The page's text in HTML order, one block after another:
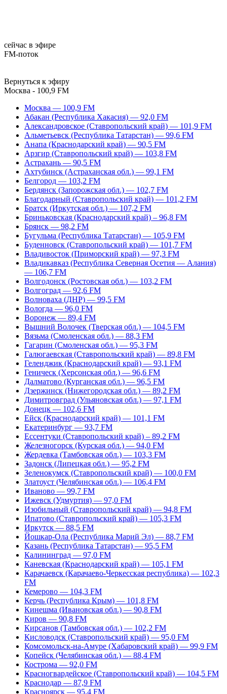
сейчас в эфире
FM-поток
Вернуться к эфиру
Москва - 100,9 FM
Москва — 100,9 FM
Абакан (Республика Хакасия) — 92,0 FM
Александровское (Ставропольский край) — 101,9 FM
Альметьевск (Республика Татарстан) — 99,6 FM
Анапа (Краснодарский край) — 90,5 FM
Арзгир (Ставропольский край) — 103,8 FM
Астрахань — 90,5 FM
Ахтубинск (Астраханская обл.) — 99,1 FM
Белгород — 103,2 FM
Бердянск (Запорожская обл.) — 102,7 FM
Благодарный (Ставропольский край) — 101,2 FM
Братск (Иркутская обл.) — 107,2 FM
Бриньковская (Краснодарский край) – 96,8 FM
Брянск — 98,2 FM
Бугульма (Республика Татарстан) — 105,9 FM
Буденновск (Ставропольский край) — 101,7 FM
Владивосток (Приморский край) — 97,3 FM
Владикавказ (Республика Северная Осетия — Алания)
— 106,7 FM
Волгодонск (Ростовская обл.) — 103,2 FM
Волгоград — 92,6 FM
Волноваха (ДНР) — 99,5 FM
Вологда — 96,0 FM
Воронеж — 89,4 FM
Вышний Волочек (Тверская обл.) — 104,5 FM
Вязьма (Смоленская обл.) — 88,3 FM
Гагарин (Смоленская обл.) — 95,3 FM
Галюгаевская (Ставропольский край) — 89,8 FM
Геленджик (Краснодарский край) — 93,1 FM
Геническ (Херсонская обл.) — 96,6 FM
Далматово (Курганская обл.) — 96,5 FM
Дзержинск (Нижегородская обл.) — 89,2 FM
Димитровград (Ульяновская обл.) — 97,1 FM
Донецк — 102,6 FM
Ейск (Краснодарский край) — 101,1 FM
Екатеринбург — 93,7 FM
Ессентуки (Ставропольский край) – 89,2 FM
Железногорск (Курская обл.) — 94,0 FM
Жердевка (Тамбовская обл.) — 103,3 FM
Задонск (Липецкая обл.) — 95,2 FM
Зеленокумск (Ставропольский край) — 100,0 FM
Златоуст (Челябинская обл.) — 106,4 FM
Иваново — 99,7 FM
Ижевск (Удмуртия) — 97,0 FM
Изобильный (Ставропольский край) — 94,8 FM
Ипатово (Ставропольский край) — 105,3 FM
Иркутск — 88,5 FM
Йошкар-Ола (Республика Марий Эл) — 88,7 FM
Казань (Республика Татарстан) — 95,5 FM
Калининград — 97,0 FM
Каневская (Краснодарский край) — 105,1 FM
Карачаевск (Карачаево-Черкесская республика) — 102,3
FM
Кемерово — 104,3 FM
Керчь (Республика Крым) — 101,8 FM
Кинешма (Ивановская обл.) — 90,8 FM
Киров — 90,8 FM
Кирсанов (Тамбовская обл.) — 102,2 FM
Кисловодск (Ставропольский край) — 95,0 FM
Комсомольск-на-Амуре (Хабаровский край) — 99,9 FM
Копейск (Челябинская обл.) — 88,4 FM
Кострома — 92,0 FM
Красногвардейское (Ставропольский край) — 104,5 FM
Краснодар — 87,9 FM
Красноярск — 95,4 FM